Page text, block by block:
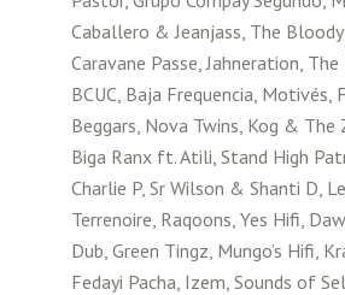
Caballero & Jeanjass, The
Caravane Passe, Jahneration, The
BCUC, Baja Frequencia, Motivés,
Beggars, Nova Twins, Kog & The
Biga Ranx ft. Atili, Stand High
Charlie P, Sr Wilson & Shanti D,
Terrenoire, Raqoons, Yes Hifi,
Dub, Green Tingz, Mungo’s Hifi,
Fedayi Pacha, Izem, Sounds of